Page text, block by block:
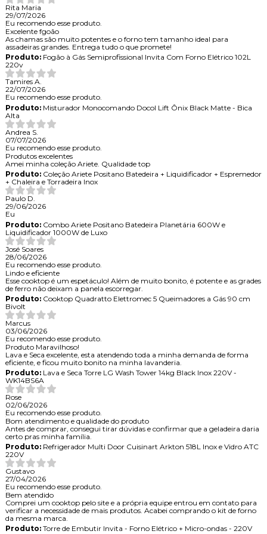
Rita Maria
29/07/2026
Eu recomendo esse produto.
Excelente fgoão
As chamas são muito potentes e o forno tem tamanho ideal para
assadeiras grandes. Entrega tudo o que promete!
Produto:Fogão à Gás Semiprofissional Invita Com Forno Elétrico 102L
220v
Tamires A.
22/07/2026
Eu recomendo esse produto.
Produto:Misturador Monocomando Docol Lift Ônix Black Matte - Bica
Alta
Andrea S.
07/07/2026
Eu recomendo esse produto.
Produtos excelentes
Amei minha coleção Ariete. Qualidade top
Produto:Coleção Ariete Positano Batedeira + Liquidificador + Espremedor
+ Chaleira e Torradeira Inox
Paulo D.
29/06/2026
Eu
Produto:Combo Ariete Positano Batedeira Planetária 600W e
Liquidificador 1000W de Luxo
José Soares
28/06/2026
Eu recomendo esse produto.
Lindo e eficiente
Esse cooktop é um espetáculo! Além de muito bonito, é potente e as grades
de ferro não deixam a panela escorregar.
Produto:Cooktop Quadratto Elettromec 5 Queimadores a Gás 90 cm
Bivolt
Marcus
03/06/2026
Eu recomendo esse produto.
Produto Maravilhoso!
Lava e Seca excelente, esta atendendo toda a minha demanda de forma
eficiente, e ficou muito bonito na minha lavanderia.
Produto:Lava e Seca Torre LG Wash Tower 14kg Black Inox 220V -
WK14BS6A
Rose
02/06/2026
Eu recomendo esse produto.
Bom atendimento e qualidade do produto
Antes de comprar, consegui tirar dúvidas e confirmar que a geladeira daria
certo pras minha família.
Produto:Refrigerador Multi Door Cuisinart Arkton 518L Inox e Vidro ATC
220V
Gustavo
27/04/2026
Eu recomendo esse produto.
Bem atendido
Comprei um cooktop pelo site e a própria equipe entrou em contato para
verificar a necessidade de mais produtos. Acabei comprando o kit de forno
da mesma marca.
Produto:Torre de Embutir Invita - Forno Elétrico + Micro-ondas - 220V